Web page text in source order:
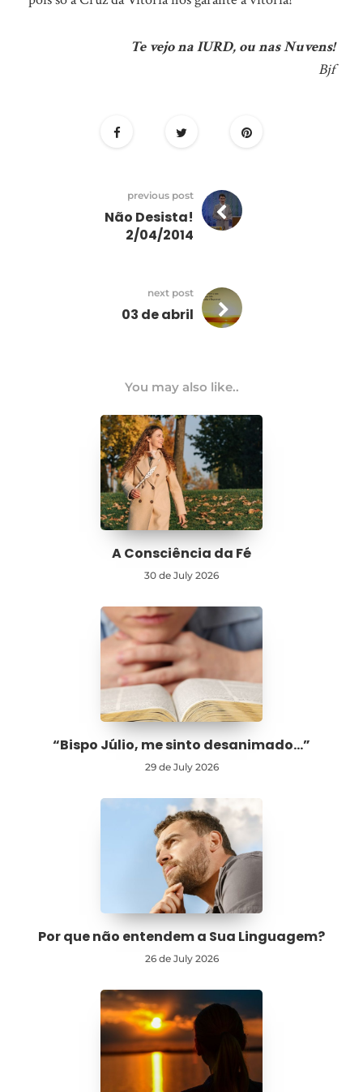
Te vejo na IURD, ou nas Nuvens!
Bjf
previous post
Não Desista!
2/04/2014
next post
03 de abril
You may also like..
A Consciência da Fé
30 de July 2026
“Bispo Júlio, me sinto desanimado…”
29 de July 2026
Por que não entendem a Sua Linguagem?
26 de July 2026